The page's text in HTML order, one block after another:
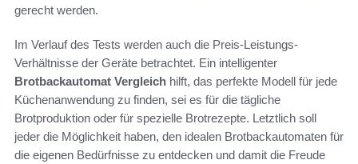
gerecht werden.
Im Verlauf des Tests werden auch die Preis-Leistungs-
Verhältnisse der Geräte betrachtet. Ein intelligenter
Brotbackautomat Vergleich hilft, das perfekte Modell für jede
Küchenanwendung zu finden, sei es für die tägliche
Brotproduktion oder für spezielle Brotrezepte. Letztlich soll
jeder die Möglichkeit haben, den idealen Brotbackautomaten für
die eigenen Bedürfnisse zu entdecken und damit die Freude